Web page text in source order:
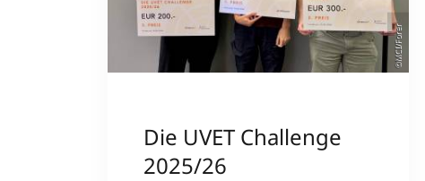
©MCI/Forer
Die UVET Challenge
2025/26